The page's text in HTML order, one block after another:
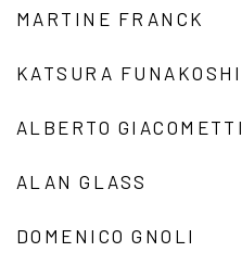
MARTINE FRANCK
KATSURA FUNAKOSHI
ALBERTO GIACOMETTI
ALAN GLASS
DOMENICO GNOLI